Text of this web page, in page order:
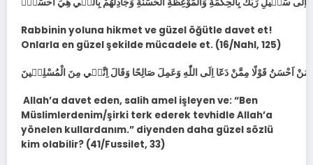
Rabbinin yoluna hikmet ve güzel öğütle davet et!
Onlarla en güzel şekilde mücadele et. (16/Nahl, 125)
Allah’a davet eden, salih amel işleyen ve: “Ben
Müslimlerdenim/şirki terk ederek tevhidle Allah’a
yönelen kullardanım.” diyenden daha güzel sözlü
kim olabilir? (41/Fussilet, 33)